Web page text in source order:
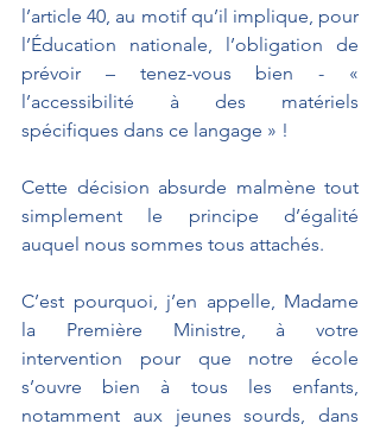
l’article 40, au motif qu’il implique, pour
l’Éducation nationale, l’obligation de
prévoir – tenez-vous bien - «
l’accessibilité à des matériels
spécifiques dans ce langage » !
Cette décision absurde malmène tout
simplement le principe d’égalité
auquel nous sommes tous attachés.
C’est pourquoi, j’en appelle, Madame
la Première Ministre, à votre
intervention pour que notre école
s’ouvre bien à tous les enfants,
notamment aux jeunes sourds, dans